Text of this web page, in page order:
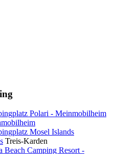
Treis-Karden